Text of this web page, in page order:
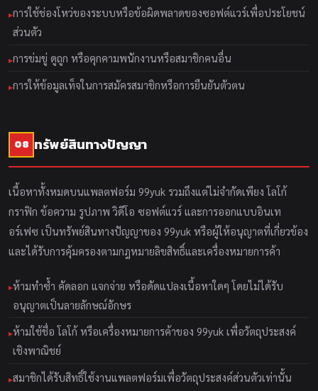
การใช้ช่องโหว่ของระบบหรือข้อผิดพลาดของซอฟต์แวร์เพื่อประโยชน์
ส่วนตัว
การข่มขู่ ดูถูก หรือคุกคามพนักงานหรือสมาชิกคนอื่น
การให้ข้อมูลเท็จในการสมัครสมาชิกหรือการยืนยันตัวตน
08 ทรัพย์สินทางปัญญา
เนื้อหาทั้งหมดบนแพลตฟอร์ม 99yuk รวมถึงแต่ไม่จำกัดเพียง โลโก้
กราฟิก ข้อความ รูปภาพ วิดีโอ ซอฟต์แวร์ และการออกแบบอินเท
อร์เฟซ เป็นทรัพย์สินทางปัญญาของ 99yuk หรือผู้ให้อนุญาตที่เกี่ยวข้อง
และได้รับการคุ้มครองตามกฎหมายลิขสิทธิ์และเครื่องหมายการค้า
ห้ามทำซ้ำ คัดลอก แจกจ่าย หรือดัดแปลงเนื้อหาใดๆ โดยไม่ได้รับ
อนุญาตเป็นลายลักษณ์อักษร
ห้ามใช้ชื่อ โลโก้ หรือเครื่องหมายการค้าของ 99yuk เพื่อวัตถุประสงค์
เชิงพาณิชย์
สมาชิกได้รับสิทธิ์ใช้งานแพลตฟอร์มเพื่อวัตถุประสงค์ส่วนตัวเท่านั้น